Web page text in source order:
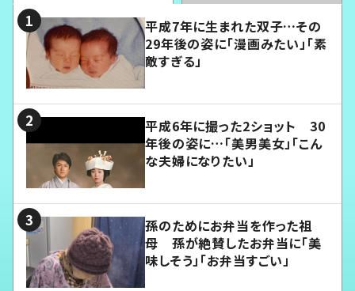
平成7年に生まれた双子…その
29年後の姿に「漫画みたい」「素
敵すぎる」
平成6年に撮った2ショット 30
年後の姿に…「美男美女」「こん
な夫婦になりたい」
孫のためにお弁当を作った祖
母 孫が絶賛したお弁当に「美
味しそう」「お弁当すごい」